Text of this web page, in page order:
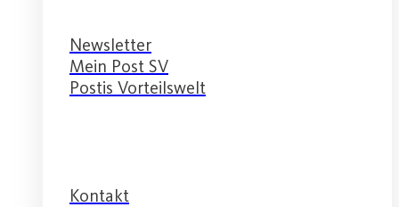
Newsletter
Mein Post SV
Postis Vorteilswelt
Kontakt